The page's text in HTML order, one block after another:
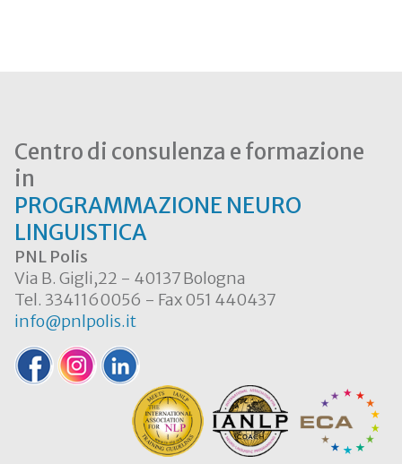
Centro di consulenza e formazione
in
PROGRAMMAZIONE NEURO
LINGUISTICA
PNL Polis
Via B. Gigli,22 - 40137 Bologna
Tel. 3341160056 - Fax 051 440437
info@pnlpolis.it